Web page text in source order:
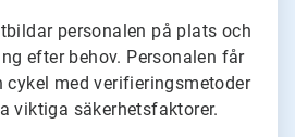
personalen på plats och
efter behov. Personalen får
cykel med verifieringsmetoder
viktiga säkerhetsfaktorer.